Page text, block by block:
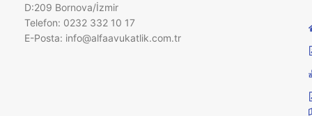
D:209 Bornova/İzmir
Telefon: 0232 332 10 17
E-Posta: info@alfaavukatlik.com.tr